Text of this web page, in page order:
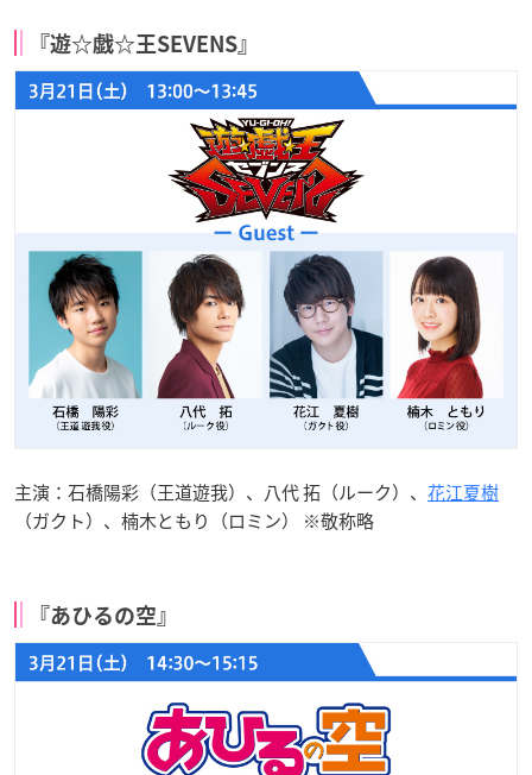
『遊☆戯☆王SEVENS』
主演：石橋陽彩（王道遊我）、八代 拓（ルーク）、 花江夏樹
（ガクト）、楠木ともり（ロミン） ※敬称略
『あひるの空』